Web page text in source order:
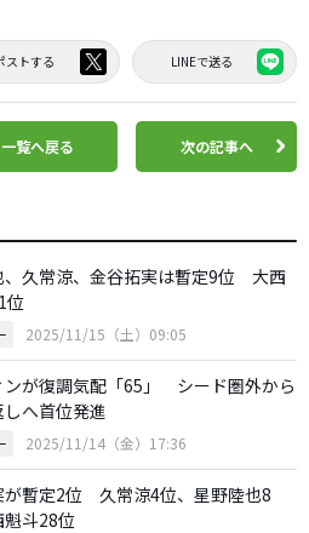
ストする LINEで送る
一覧へ戻る 次の記事へ
、久常涼、金谷拓実は暫定9位 大西
位
2025/11/15（土）09:05
ンが復調気配「65」 シード圏外から
へ首位発進
2025/11/14（金）17:36
が暫定2位 久常涼4位、星野陸也8
斗28位